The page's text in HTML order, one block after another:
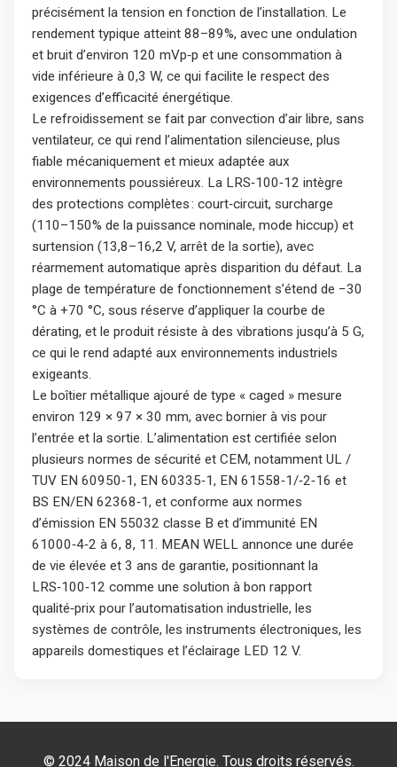
précisément la tension en fonction de l’installation. Le
rendement typique atteint 88–89%, avec une ondulation
et bruit d’environ 120 mVp‑p et une consommation à
vide inférieure à 0,3 W, ce qui facilite le respect des
exigences d’efficacité énergétique.
Le refroidissement se fait par convection d’air libre, sans
ventilateur, ce qui rend l’alimentation silencieuse, plus
fiable mécaniquement et mieux adaptée aux
environnements poussiéreux. La LRS‑100‑12 intègre
des protections complètes : court‑circuit, surcharge
(110–150% de la puissance nominale, mode hiccup) et
surtension (13,8–16,2 V, arrêt de la sortie), avec
réarmement automatique après disparition du défaut. La
plage de température de fonctionnement s’étend de −30
°C à +70 °C, sous réserve d’appliquer la courbe de
dérating, et le produit résiste à des vibrations jusqu’à 5 G,
ce qui le rend adapté aux environnements industriels
exigeants.​
Le boîtier métallique ajouré de type « caged » mesure
environ 129 × 97 × 30 mm, avec bornier à vis pour
l’entrée et la sortie. L’alimentation est certifiée selon
plusieurs normes de sécurité et CEM, notamment UL /
TUV EN 60950‑1, EN 60335‑1, EN 61558‑1/‑2‑16 et
BS EN/EN 62368‑1, et conforme aux normes
d’émission EN 55032 classe B et d’immunité EN
61000‑4‑2 à 6, 8, 11. MEAN WELL annonce une durée
de vie élevée et 3 ans de garantie, positionnant la
LRS‑100‑12 comme une solution à bon rapport
qualité‑prix pour l’automatisation industrielle, les
systèmes de contrôle, les instruments électroniques, les
appareils domestiques et l’éclairage LED 12 V.
© 2024 Maison de l'Energie. Tous droits réservés.